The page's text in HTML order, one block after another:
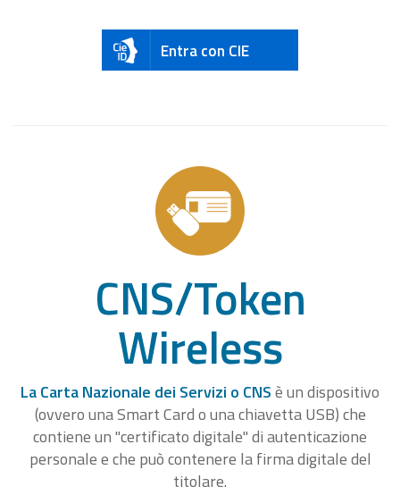
Entra con CIE
CNS/Token
Wireless
La Carta Nazionale dei Servizi o CNSè un dispositivo
(ovvero una Smart Card o una chiavetta USB) che
contiene un "certificato digitale" di autenticazione
personale e che può contenere la firma digitale del
titolare.